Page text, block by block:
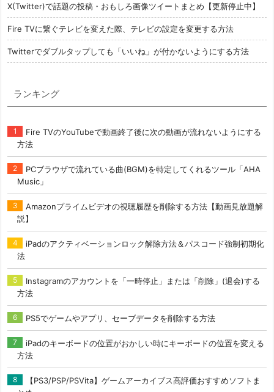
X(Twitter)で話題の投稿・おもしろ画像ツイートまとめ【更新停止中】
Fire TVに繋ぐテレビを変えた際、テレビの設定を変更する方法
Twitterでダブルタップしても「いいね」が付かないようにする方法
ランキング
Fire TVのYouTubeで動画終了後に次の動画が流れないようにする
方法
PCブラウザで流れている曲(BGM)を特定してくれるツール「AHA
Music」
Amazonプライムビデオの視聴履歴を削除する方法【動画見放題解
説】
iPadのアクティベーションロック解除方法＆パスコード強制初期化
法
Instagramのアカウントを「一時停止」または「削除」(退会)する
方法
PS5でゲームやアプリ、セーブデータを削除する方法
iPadのキーボードの位置がおかしい時にキーボードの位置を変える
方法
【PS3/PSP/PSVita】ゲームアーカイブス高評価おすすめソフトま